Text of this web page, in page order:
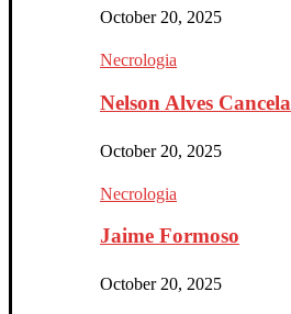
October 20, 2025
Necrologia
Nelson Alves Cancela
October 20, 2025
Necrologia
Jaime Formoso
October 20, 2025